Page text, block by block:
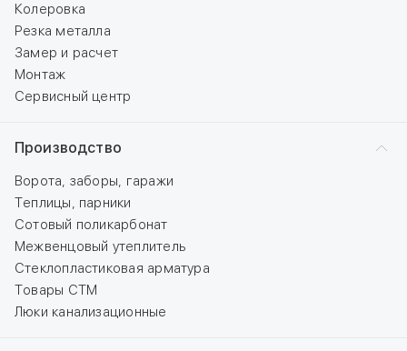
Колеровка
Резка металла
Замер и расчет
Монтаж
Сервисный центр
Производство
Ворота, заборы, гаражи
Теплицы, парники
Сотовый поликарбонат
Межвенцовый утеплитель
Стеклопластиковая арматура
Товары СТМ
Люки канализационные